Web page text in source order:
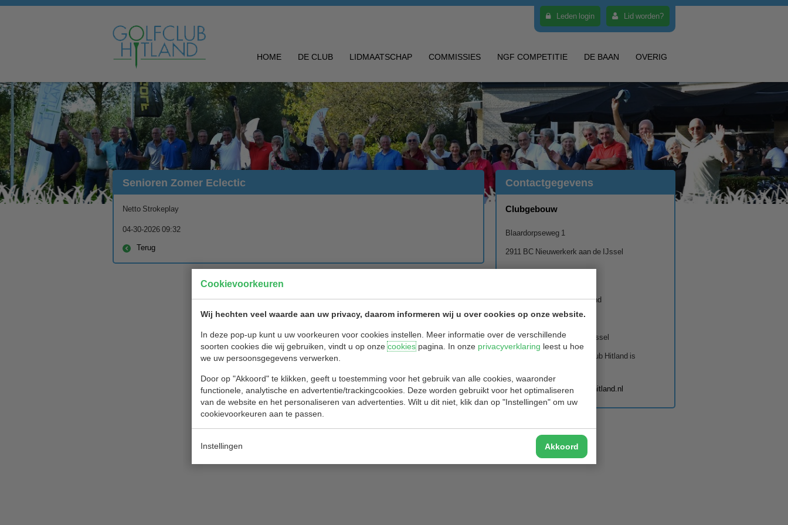
Cookievoorkeuren
Wij hechten veel waarde aan uw privacy, daarom informeren wij u over cookies op onze website.
In deze pop-up kunt u uw voorkeuren voor cookies instellen. Meer informatie over de verschillende
soorten cookies die wij gebruiken, vindt u op onzecookiespagina. In onze privacyverklaring leest u hoe
we uw persoonsgegevens verwerken.
Door op "Akkoord" te klikken, geeft u toestemming voor het gebruik van alle cookies, waaronder
functionele, analytische en advertentie/trackingcookies. Deze worden gebruikt voor het optimaliseren
van de website en het personaliseren van advertenties. Wilt u dit niet, klik dan op "Instellingen" om uw
cookievoorkeuren aan te passen.
Instellingen Akkoord
Leden login Lid worden?
HOME DE CLUB LIDMAATSCHAP COMMISSIES NGF COMPETITIE DE BAAN OVERIG
Senioren Zomer Eclectic
Netto Strokeplay
04-30-2026 09:32
Terug
Contactgegevens
Clubgebouw
Blaardorpseweg 1
2911 BC Nieuwerkerk aan de IJssel
Secretariaat Golfclub Hitland
Blaardorpseweg 1
2911 BC Nieuwerkerk ad IJssel
Het secretariaat van Golfclub Hitland is
secretariaat@golfclubhitland.nl